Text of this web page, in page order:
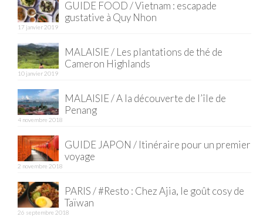
France
Paris
Saint-Malo
Vendée
Berlin
GUIDE FOOD / Vietnam : escapade
gustative à Quy Nhon
17 janvier 2019
MALAISIE / Les plantations de thé de
Cameron Highlands
10 janvier 2019
MALAISIE / A la découverte de l’île de
Penang
4 novembre 2018
GUIDE JAPON / Itinéraire pour un premier
voyage
2 novembre 2018
PARIS / #Resto : Chez Ajia, le goût cosy de
Taïwan
26 septembre 2018